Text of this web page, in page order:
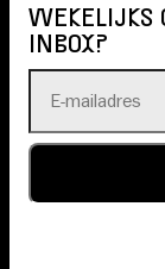
WEKELIJKS
INBOX?